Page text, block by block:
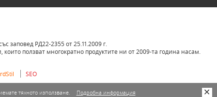
заповед РД22-2355 от 25.11.2009 г.
ползват многократно продуктите ни от 2009-та година насам.
SEO
тяхното използване. Подробна информация